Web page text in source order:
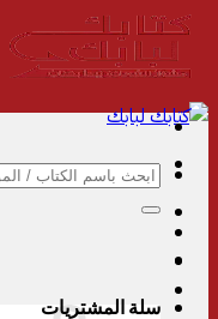
تخطي
للمحتوى
سلة المشتريات
البحث
عن:
| شحن مجاني للطلبات +300 ريال | تغليف مجاني للطلبات +150 ريال |